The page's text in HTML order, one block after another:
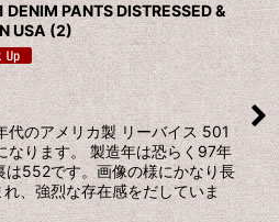
PANTS DISTRESSED &
USA (2)
代のアメリカ製 リーバイス 501
なります。 製造年は恐らく97年
は552です。画像の様にかなり長
、強烈な存在感をだしていま